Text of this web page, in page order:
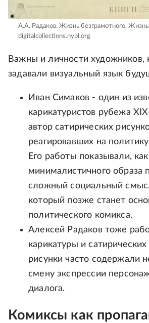
A.A. Радаков. Жизнь безграмотного. Жизнь
digitalcollections.nypl.org
Важны и личности художников,
задавали визуальный язык
Иван Симаков - один из
карикатуристов рубежа
автор сатирических
реагировавших на
Его работы показывали,
минималистичного образа
сложный социальный
который позже станет
политического комикса.
Алексей Радаков тоже
карикатуры и сатирических
рисунки часто содержали
смену экспрессии
диалога.
Комиксы как